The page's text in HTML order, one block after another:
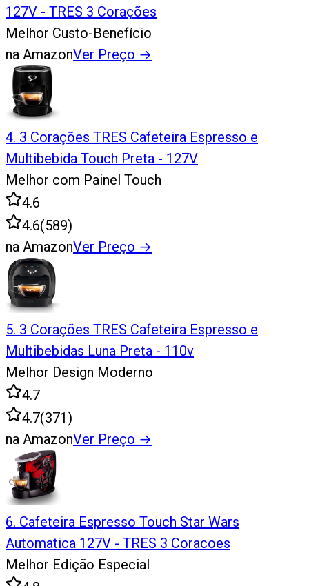
127V - TRES 3 Corações
Melhor Custo-Benefício
na AmazonVer Preço →
4. 3 Corações TRES Cafeteira Espresso e
Multibebida Touch Preta - 127V
Melhor com Painel Touch
4.6
4.6(589)
na AmazonVer Preço →
5. 3 Corações TRES Cafeteira Espresso e
Multibebidas Luna Preta - 110v
Melhor Design Moderno
4.7
4.7(371)
na AmazonVer Preço →
6. Cafeteira Espresso Touch Star Wars
Automatica 127V - TRES 3 Coracoes
Melhor Edição Especial